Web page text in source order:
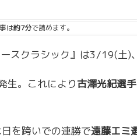
は約7分で読めます。
スクラシック』は3/19(土)
生。これにより古澤光紀選
を跨いでの連勝で遠藤エミ